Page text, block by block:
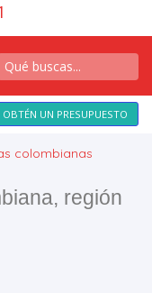
OBTÉN UN PRESUPUESTO
colombianas
región